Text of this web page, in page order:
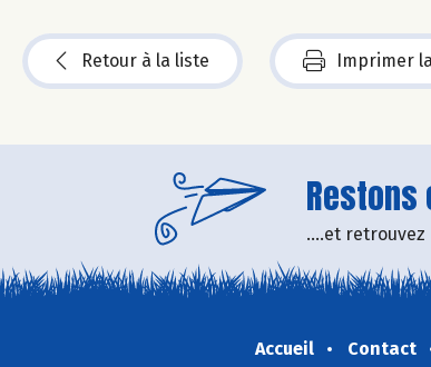
Retour à la liste Imprimer
....et
Accueil Contact